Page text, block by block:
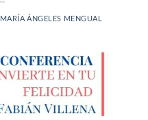
MARÍA ÁNGELES MENGUAL